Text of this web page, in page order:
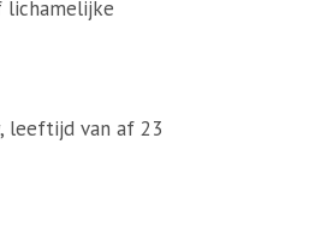
lichamelijke
leeftijd van af 23